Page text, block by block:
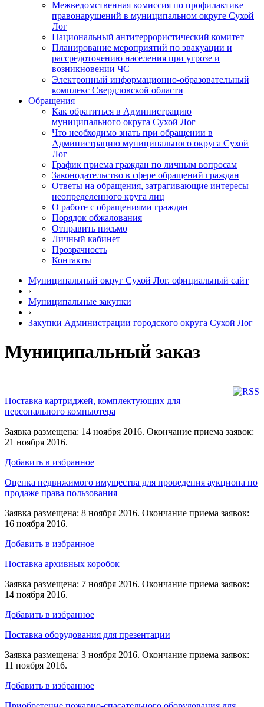
Межведомственная комиссия по профилактике
правонарушений в муниципальном округе Сухой
Лог
Национальный антитеррористический комитет
Планирование мероприятий по эвакуации и
рассредоточению населения при угрозе и
возникновении ЧС
Электронный информационно-образовательный
комплекс Свердловской области
Обращения
Как обратиться в Администрацию
муниципального округа Сухой Лог
Что необходимо знать при обращении в
Администрацию муниципального округа Сухой
Лог
График приема граждан по личным вопросам
Законодательство в сфере обращений граждан
Ответы на обращения, затрагивающие интересы
неопределенного круга лиц
О работе с обращениями граждан
Порядок обжалования
Отправить письмо
Личный кабинет
Прозрачность
Контакты
Муниципальный округ Сухой Лог. официальный сайт
›
Муниципальные закупки
›
Закупки Администрации городского округа Сухой Лог
Муниципальный заказ
Поставка картриджей, комплектующих для
персонального компьютера
Заявка размещена: 14 ноября 2016. Окончание приема заявок:
21 ноября 2016.
Добавить в избранное
Оценка недвижимого имущества для проведения аукциона по
продаже права пользования
Заявка размещена: 8 ноября 2016. Окончание приема заявок:
16 ноября 2016.
Добавить в избранное
Поставка архивных коробок
Заявка размещена: 7 ноября 2016. Окончание приема заявок:
14 ноября 2016.
Добавить в избранное
Поставка оборудования для презентации
Заявка размещена: 3 ноября 2016. Окончание приема заявок:
11 ноября 2016.
Добавить в избранное